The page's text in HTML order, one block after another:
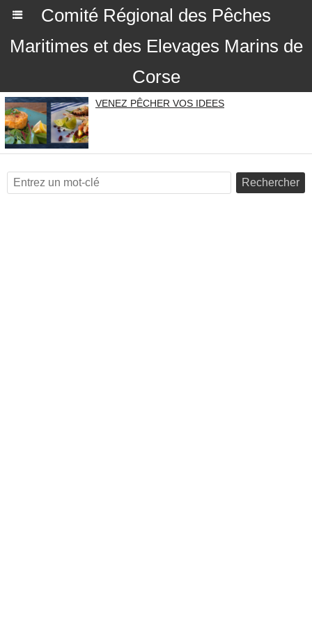
Comité Régional des Pêches
Maritimes et des Elevages Marins de
Corse
VENEZ PÊCHER VOS IDEES
Rechercher